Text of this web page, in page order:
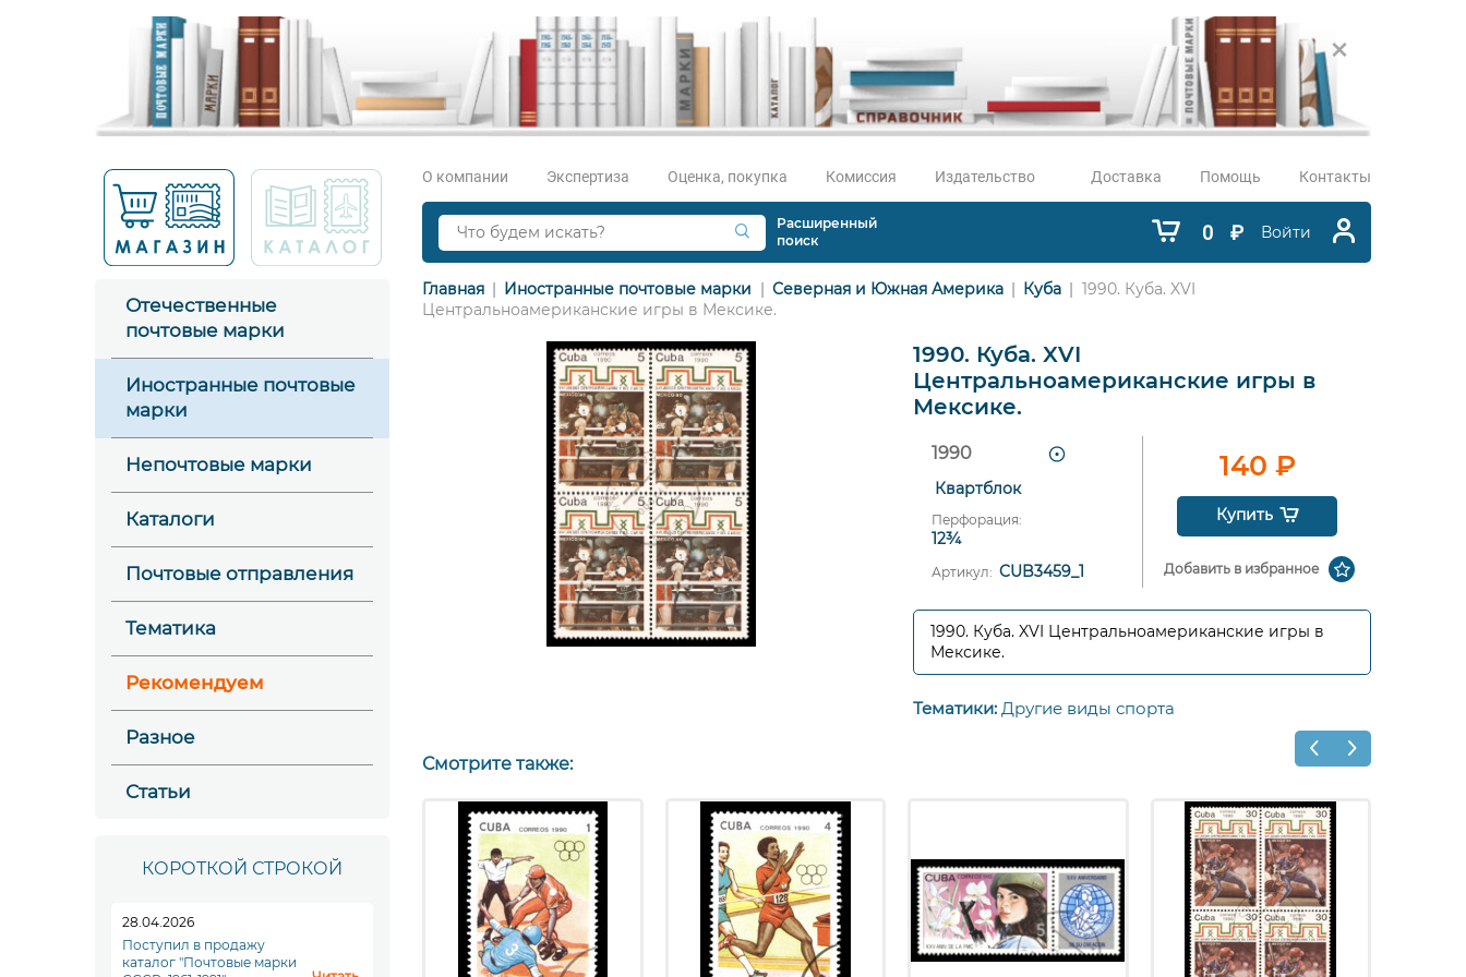
О компании Экспертиза Оценка, покупка Комиссия Издательство Доставка Помощь Контакты
Расширенный
поиск
0 ₽ Войти
Отечественные
почтовые марки
Иностранные почтовые
марки
Непочтовые марки
Каталоги
Почтовые отправления
Тематика
Рекомендуем
Разное
Статьи
КОРОТКОЙ СТРОКОЙ
28.04.2026
Поступил в продажу
каталог "Почтовые марки
Главная Иностранные почтовые марки Северная и Южная Америка Куба
1990. Куба. XVI
Центральноамериканские игры в Мексике.
1990. Куба. XVI
Центральноамериканские игры в
Мексике.
1990
Квартблок
Перфорация:
12¾
Артикул: CUB3459_1
140 ₽
Купить
Добавить в избранное
1990. Куба. XVI Центральноамериканские игры в
Мексике.
Тематики: Другие виды спорта
Смотрите также: